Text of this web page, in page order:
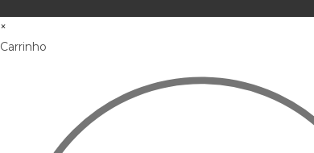
×
Carrinho